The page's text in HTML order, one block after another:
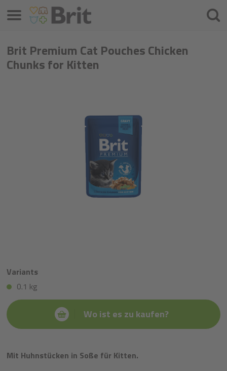
Brit Premium Cat Pouches Chicken
Chunks for Kitten
Variants
0.1 kg
Wo ist es zu kaufen?
Mit Huhnstücken in Soße für Kitten.
Menü